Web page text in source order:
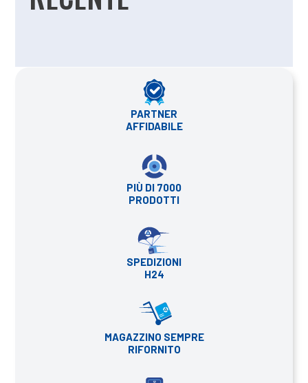
PARTNER
AFFIDABILE
PIÙ DI 7000
PRODOTTI
SPEDIZIONI
H24
MAGAZZINO SEMPRE
RIFORNITO